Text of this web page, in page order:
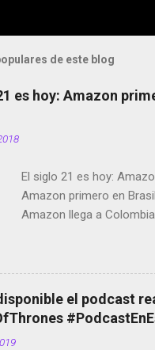
de este blog
es hoy: Amazon
El siglo 21 es hoy:
Amazon primero en
Amazon llega a
copyright en Instagram
Scott saca a Kevin
el smartphone en sus
de bicicletas de alquiler
tumbado. Amazon
el podcast